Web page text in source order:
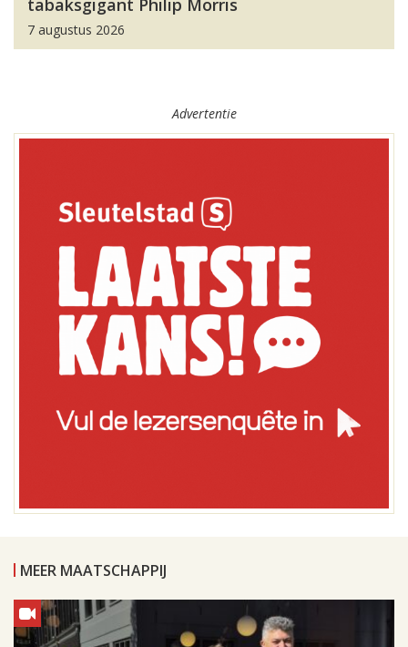
tabaksgigant Philip Morris
7 augustus 2026
Advertentie
MEER MAATSCHAPPIJ